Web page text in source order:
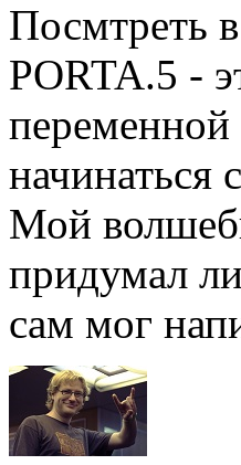
Посмтреть
PORTA.5 -
начинаться
Мой
придумал
сам мог